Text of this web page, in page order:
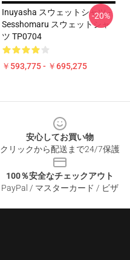
Inuyasha スウェットシャツ -
Sesshomaru スウェットシャ
ツ TP0704
￥593,775 - ￥695,275
-20%
安心してお買い物
クリックから配送まで24/7保護
100％安全なチェックアウト
PayPal / マスターカード / ビザ